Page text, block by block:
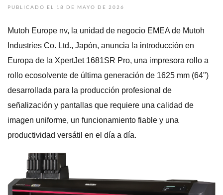
PUBLICADO EL 18 DE MAYO DE 2026
Mutoh Europe nv, la unidad de negocio EMEA de Mutoh
Industries Co. Ltd., Japón, anuncia la introducción en
Europa de la XpertJet 1681SR Pro, una impresora rollo a
rollo ecosolvente de última generación de 1625 mm (64")
desarrollada para la producción profesional de
señalización y pantallas que requiere una calidad de
imagen uniforme, un funcionamiento fiable y una
productividad versátil en el día a día.